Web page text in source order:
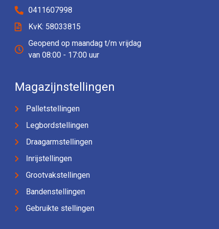
0411607998
KvK: 58033815
Geopend op maandag t/m vrijdag
van 08:00 - 17:00 uur
Magazijnstellingen
Palletstellingen
Legbordstellingen
Draagarmstellingen
Inrijstellingen
Grootvakstellingen
Bandenstellingen
Gebruikte stellingen